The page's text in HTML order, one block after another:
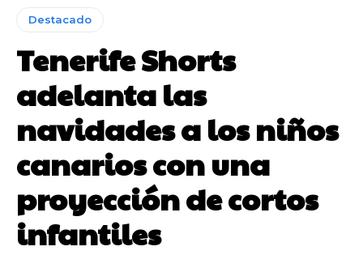
Destacado
Tenerife Shorts
adelanta las
navidades a los niños
canarios con una
proyección de cortos
infantiles